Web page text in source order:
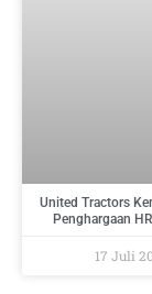
United Tractors
Penghargaan
2026
17 Juli